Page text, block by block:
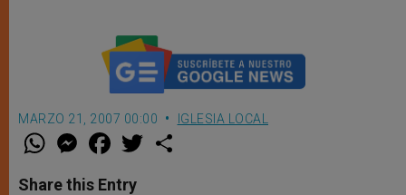
MARZO 21, 2007 00:00 IGLESIA LOCAL
W
t
M
e
s
F
a
e
w
Share this Entry